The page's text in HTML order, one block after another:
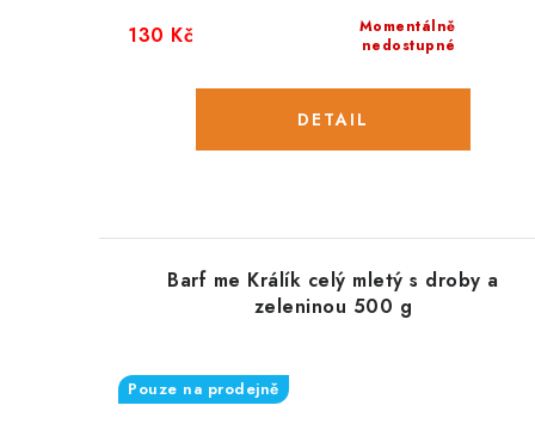
Momentálně
nedostupné
130 Kč
Barf me Králík celý mletý s droby a
zeleninou 500 g
Pouze na prodejně